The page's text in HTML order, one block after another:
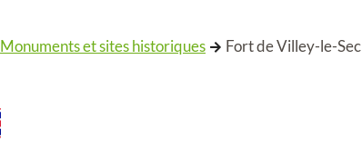
Monuments et sites historiques Fort de Villey-le-Sec